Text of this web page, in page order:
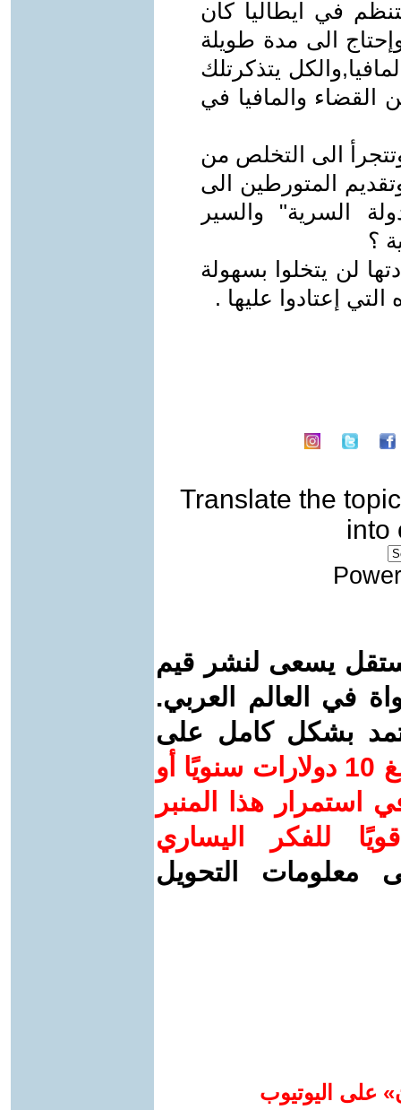
في ايطاليا كان
الى مدة طويلة
يتذكرتلك
والمافيا في
الى التخلص من
المتورطين الى
السرية" والسير
؟
لن يتخلوا بسهولة
إعتادوا عليها .
Translate the topic
into
يسعى لنشر قيم
في العالم العربي.
بشكل كامل على
ساهم/ي معنا! بدعمكم بمبلغ 10 دولارات سنويًا أو
استمرار هذا المنبر
للفكر اليساري
معلومات التحويل
على اليوتيوب